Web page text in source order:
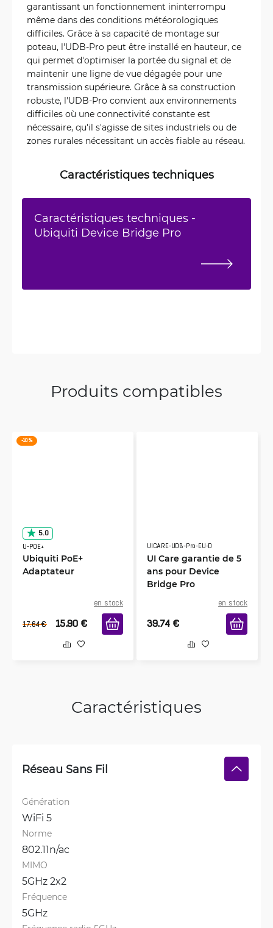
garantissant un fonctionnement ininterrompu
même dans des conditions météorologiques
difficiles. Grâce à sa capacité de montage sur
poteau, l'UDB-Pro peut être installé en hauteur, ce
qui permet d'optimiser la portée du signal et de
maintenir une ligne de vue dégagée pour une
transmission supérieure. Grâce à sa construction
robuste, l'UDB-Pro convient aux environnements
difficiles où une connectivité constante est
nécessaire, qu'il s'agisse de sites industriels ou de
zones rurales nécessitant un accès fiable au réseau.
Caractéristiques techniques
Caractéristiques techniques -
Ubiquiti Device Bridge Pro
Produits compatibles
-10 %
5.0
U-POE+
Ubiquiti PoE+
Adaptateur
en stock
17.64 € 15.90 €
UICARE-UDB-Pro-EU-D
UI Care garantie de 5
ans pour Device
Bridge Pro
en stock
39.74 €
Caractéristiques
Réseau Sans Fil
Génération
WiFi 5
Norme
802.11n/ac
MIMO
5GHz 2x2
Fréquence
5GHz